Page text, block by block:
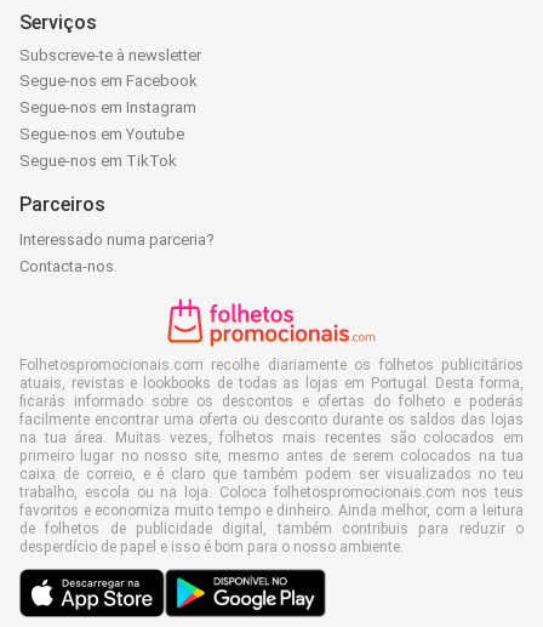
Serviços
Subscreve-te à newsletter
Segue-nos em Facebook
Segue-nos em Instagram
Segue-nos em Youtube
Segue-nos em TikTok
Parceiros
Interessado numa parceria?
Contacta-nos
Folhetospromocionais.com recolhe diariamente os folhetos publicitários
atuais, revistas e lookbooks de todas as lojas em Portugal. Desta forma,
ficarás informado sobre os descontos e ofertas do folheto e poderás
facilmente encontrar uma oferta ou desconto durante os saldos das lojas
na tua área. Muitas vezes, folhetos mais recentes são colocados em
primeiro lugar no nosso site, mesmo antes de serem colocados na tua
caixa de correio, e é claro que também podem ser visualizados no teu
trabalho, escola ou na loja. Coloca folhetospromocionais.com nos teus
favoritos e economiza muito tempo e dinheiro. Ainda melhor, com a leitura
de folhetos de publicidade digital, também contribuis para reduzir o
desperdício de papel e isso é bom para o nosso ambiente.